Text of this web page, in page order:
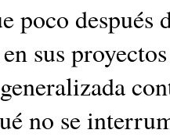
poco después
sus
no se